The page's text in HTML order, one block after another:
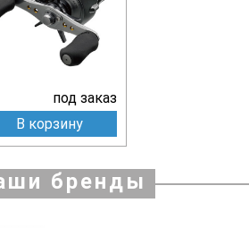
под заказ
В корзину
бренды